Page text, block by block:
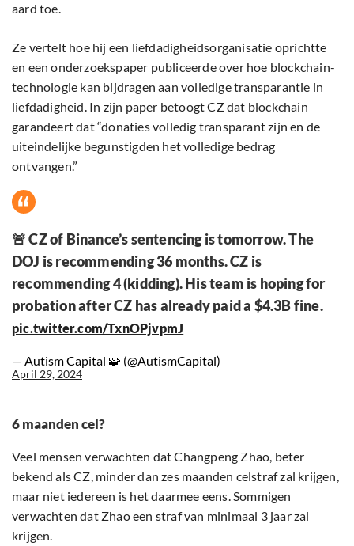
aard toe.
Ze vertelt hoe hij een liefdadigheidsorganisatie oprichtte
en een onderzoekspaper publiceerde over hoe blockchain-
technologie kan bijdragen aan volledige transparantie in
liefdadigheid. In zijn paper betoogt CZ dat blockchain
garandeert dat “donaties volledig transparant zijn en de
uiteindelijke begunstigden het volledige bedrag
ontvangen.”
🚨 CZ of Binance’s sentencing is tomorrow. The
DOJ is recommending 36 months. CZ is
recommending 4 (kidding). His team is hoping for
probation after CZ has already paid a $4.3B fine.
pic.twitter.com/TxnOPjvpmJ
— Autism Capital 🧩 (@AutismCapital)
April 29, 2024
6 maanden cel?
Veel mensen verwachten dat Changpeng Zhao, beter
bekend als CZ, minder dan zes maanden celstraf zal krijgen,
maar niet iedereen is het daarmee eens. Sommigen
verwachten dat Zhao een straf van minimaal 3 jaar zal
krijgen.